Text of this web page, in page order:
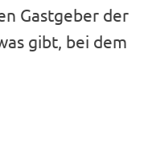
Gastgeber der
gibt, bei dem